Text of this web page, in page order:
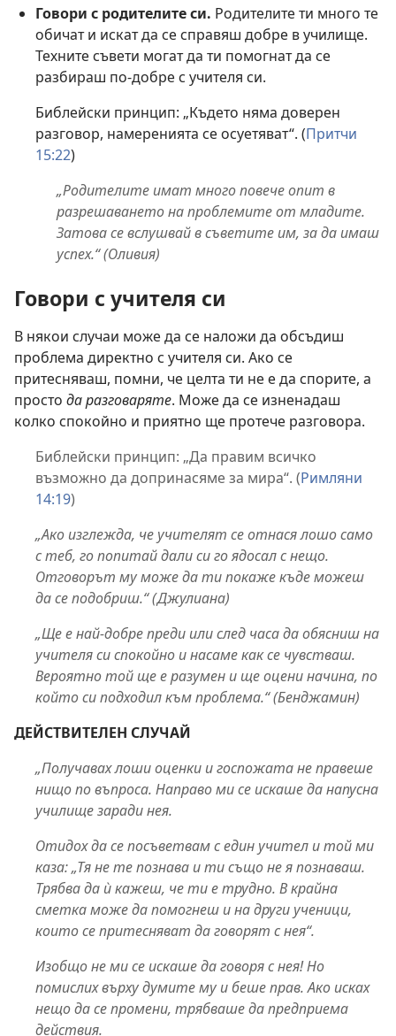
Говори с родителите си. Родителите ти много те
обичат и искат да се справяш добре в училище.
Техните съвети могат да ти помогнат да се
разбираш по-добре с учителя си.
Библейски принцип: „Където няма доверен
разговор, намеренията се осуетяват“. (Притчи
15:22)
„Родителите имат много повече опит в
разрешаването на проблемите от младите.
Затова се вслушвай в съветите им, за да имаш
успех.“ (Оливия)
Говори с учителя си
В някои случаи може да се наложи да обсъдиш
проблема директно с учителя си. Ако се
притесняваш, помни, че целта ти не е да спорите, а
просто да разговаряте. Може да се изненадаш
колко спокойно и приятно ще протече разговора.
Библейски принцип: „Да правим всичко
възможно да допринасяме за мира“. (Римляни
14:19)
„Ако изглежда, че учителят се отнася лошо само
с теб, го попитай дали си го ядосал с нещо.
Отговорът му може да ти покаже къде можеш
да се подобриш.“ (Джулиана)
„Ще е най-добре преди или след часа да обясниш на
учителя си спокойно и насаме как се чувстваш.
Вероятно той ще е разумен и ще оцени начина, по
който си подходил към проблема.“ (Бенджамин)
ДЕЙСТВИТЕЛЕН СЛУЧАЙ
„Получавах лоши оценки и госпожата не правеше
нищо по въпроса. Направо ми се искаше да напусна
училище заради нея.
Отидох да се посъветвам с един учител и той ми
каза: „Тя не те познава и ти също не я познаваш.
Трябва да ѝ кажеш, че ти е трудно. В крайна
сметка може да помогнеш и на други ученици,
които се притесняват да говорят с нея“.
Изобщо не ми се искаше да говоря с нея! Но
помислих върху думите му и беше прав. Ако исках
нещо да се промени, трябваше да предприема
действия.